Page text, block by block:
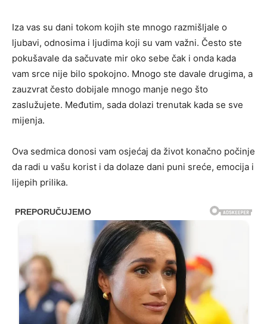
Iza vas su dani tokom kojih ste mnogo razmišljale o
ljubavi, odnosima i ljudima koji su vam važni. Često ste
pokušavale da sačuvate mir oko sebe čak i onda kada
vam srce nije bilo spokojno. Mnogo ste davale drugima, a
zauzvrat često dobijale mnogo manje nego što
zaslužujete. Međutim, sada dolazi trenutak kada se sve
mijenja.
Ova sedmica donosi vam osjećaj da život konačno počinje
da radi u vašu korist i da dolaze dani puni sreće, emocija i
lijepih prilika.